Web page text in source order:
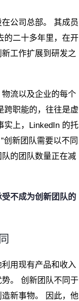
公司总部。 其成员
的二十多年里，在开
工作扩展到研发之
流以及企业的每个
跨职能的，往往是虚
实上，LinkedIn 的托
创新团队需要以不同
的团队数量正在减
不成为创新团队的
用现有产品和收入
。 创新团队不同于
新事物。 因此，他